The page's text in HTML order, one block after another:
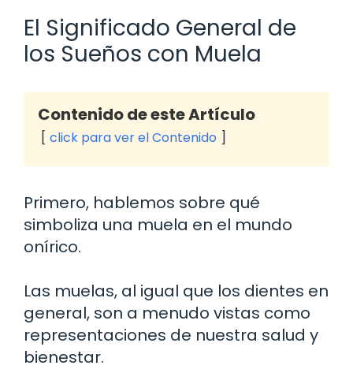
El Significado General de
los Sueños con Muela
Contenido de este Artículo
click para ver el Contenido
Primero, hablemos sobre qué
simboliza una muela en el mundo
onírico.
Las muelas, al igual que los dientes en
general, son a menudo vistas como
representaciones de nuestra salud y
bienestar.